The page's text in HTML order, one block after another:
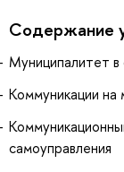
Содержание
Муниципалитет в
Коммуникации на
самоуправления